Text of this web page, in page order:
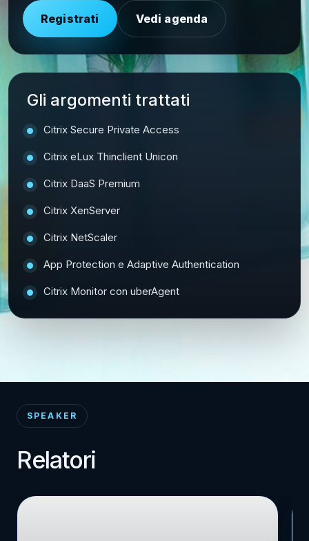
Registrati Vedi agenda
Gli argomenti trattati
Citrix Secure Private Access
Citrix eLux Thinclient Unicon
Citrix DaaS Premium
Citrix XenServer
Citrix NetScaler
App Protection e Adaptive Authentication
Citrix Monitor con uberAgent
SPEAKER
Relatori